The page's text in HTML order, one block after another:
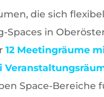
die sich
in
12 Meetingräume
Space-